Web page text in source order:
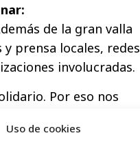
Uso de cookies
de la gran valla
prensa locales, redes
involucradas.
Por eso nos
cuando tienes un
Carmen Gayo,